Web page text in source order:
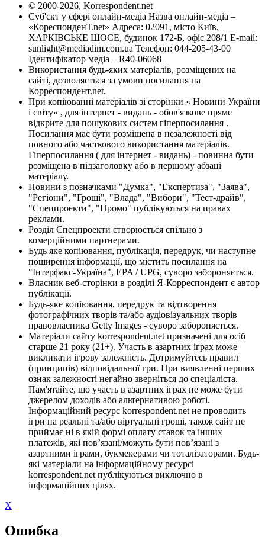
© 2000-2026, Korrespondent.net
Суб'єкт у сфері онлайн-медіа Назва онлайн-медіа –
«КореспонденТ.net» Адреса: 02091, місто Київ,
ХАРКІВСЬКЕ ШОСЕ, будинок 172-Б, офіс 208/1 E-mail:
sunlight@mediadim.com.ua Телефон: 044-205-43-00
Ідентифікатор медіа – R40-06068
Використання будь-яких матеріалів, розміщених на
сайті, дозволяється за умови посилання на
Корреспондент.net.
При копіюванні матеріалів зі сторінки « Новини України
і світу» , для інтернет - видань - обов'язкове пряме
відкрите для пошукових систем гіперпосилання .
Посилання має бути розміщена в незалежності від
повного або часткового використання матеріалів.
Гіперпосилання ( для інтернет - видань) - повинна бути
розміщена в підзаголовку або в першому абзаці
матеріалу.
Новини з позначками "Думка", "Експертиза", "Заява",
"Регіони", "Гроші", "Влада", "Вибори", "Тест-драйв",
"Спецпроекти", "Промо" публікуються на правах
реклами.
Розділ Спецпроекти створюється спільно з
комерційними партнерами.
Будь яке копіювання, публікація, передрук, чи наступне
поширення інформації, що містить посилання на
"Інтерфакс-Україна", EPA / UPG, суворо забороняється.
Власник веб-сторінки в розділі Я-Корреспондент є автор
публікації.
Будь-яке копіювання, передрук та відтворення
фотографічних творів та/або аудіовізуальних творів
правовласника Getty Images - суворо забороняється.
Матеріали сайту korrespondent.net призначені для осіб
старше 21 року (21+). Участь в азартних іграх може
викликати ігрову залежність. Дотримуйтесь правил
(принципів) відповідальної гри. При виявленні перших
ознак залежності негайно зверніться до спеціаліста.
Пам'ятайте, що участь в азартних іграх не може бути
джерелом доходів або альтернативою роботі.
Інформаційний ресурс korrespondent.net не проводить
ігри на реальні та/або віртуальні гроші, також сайт не
приймає ні в якій формі оплату ставок та інших
платежів, які пов’язані/можуть бути пов’язані з
азартними іграми, букмекерами чи тоталізаторами. Будь-
які матеріали на інформаційному ресурсі
korrespondent.net публікуються виключно в
інформаційних цілях.
X
Ошибка